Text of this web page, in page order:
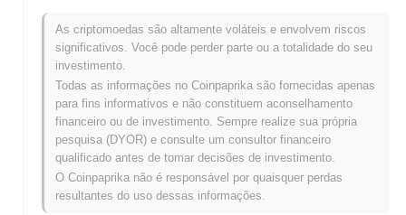
Máxima Histórica (ATH):€0.00000314
Mínima Histórica (ATL):€0.00
Zorro the Cat está sendo negociado atualmente ~52.19%abaixo
de sua ATH .
Como Zorro the Cat está se desempenhando em
comparação com o mercado cripto mais amplo?
Nos últimos 7 dias, Zorro the Cat ganhou
do mercado cripto geral que registrou um ganho de
As criptomoedas são altamente voláteis e envolvem riscos
significativos. Você pode perder parte ou a totalidade do seu
investimento.
Todas as informações no Coinpaprika são fornecidas apenas
para fins informativos e não constituem aconselhamento
financeiro ou de investimento. Sempre realize sua própria
pesquisa (DYOR) e consulte um consultor financeiro
qualificado antes de tomar decisões de investimento.
O Coinpaprika não é responsável por quaisquer perdas
resultantes do uso dessas informações.